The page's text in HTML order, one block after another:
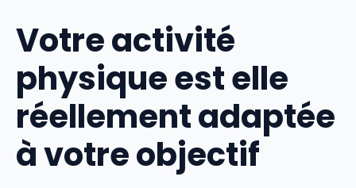
Votre activité
physique est elle
réellement adaptée
à votre objectif